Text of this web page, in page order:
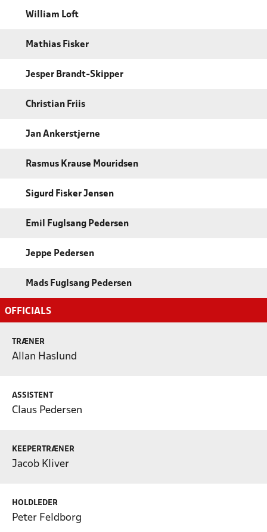
William Loft
Mathias Fisker
Jesper Brandt-Skipper
Christian Friis
Jan Ankerstjerne
Rasmus Krause Mouridsen
Sigurd Fisker Jensen
Emil Fuglsang Pedersen
Jeppe Pedersen
Mads Fuglsang Pedersen
OFFICIALS
TRÆNER
Allan Haslund
ASSISTENT
Claus Pedersen
KEEPERTRÆNER
Jacob Kliver
HOLDLEDER
Peter Feldborg